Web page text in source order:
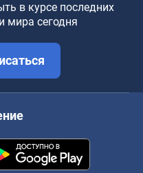
в курсе последних
мира сегодня